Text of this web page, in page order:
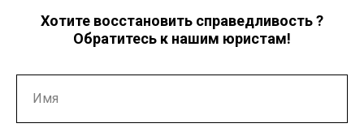
Хотите восстановить справедливость ?
Обратитесь к нашим юристам!
Имя